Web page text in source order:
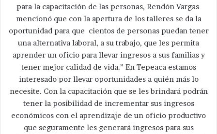
para la capacitación de las personas, Rendón Vargas
mencionó que con la apertura de los talleres se da la
oportunidad para que cientos de personas puedan tener
una alternativa laboral, a su trabajo, que les permita
aprender un oficio para llevar ingresos a sus familias y
tener mejor calidad de vida.” En Tepeaca estamos
interesado por llevar oportunidades a quién más lo
necesite. Con la capacitación que se les brindará podrán
tener la posibilidad de incrementar sus ingresos
económicos con el aprendizaje de un oficio productivo
que seguramente les generará ingresos para sus